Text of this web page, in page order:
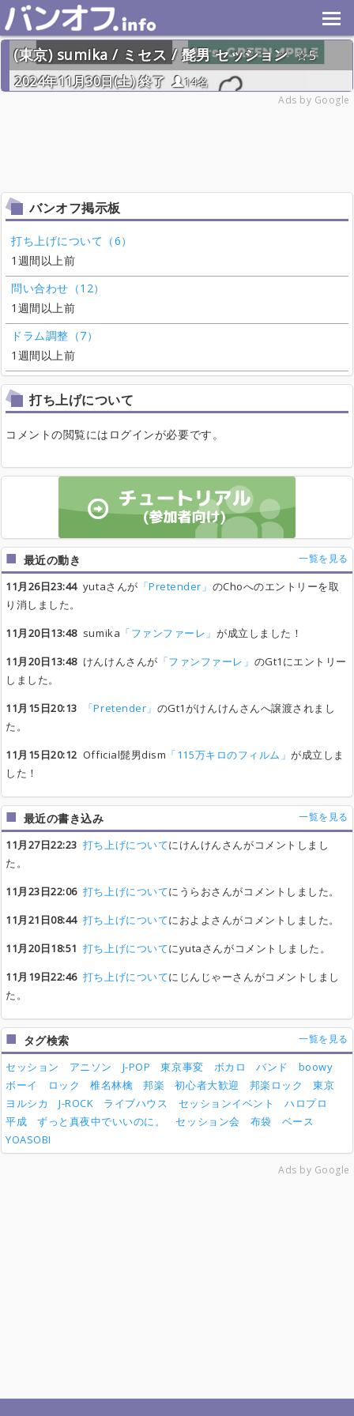
(東京) sumika / ミセス / 髭男 セッション
5
2024年11月30日(土) 終了
14名
Ads by Google
バンオフ掲示板
打ち上げについて（6）
1週間以上前
問い合わせ（12）
1週間以上前
ドラム調整（7）
1週間以上前
打ち上げについて
コメントの閲覧にはログインが必要です。
最近の動き 一覧を見る
11月26日23:44yutaさんが 「Pretender」 のChoへのエントリーを取
り消しました。
11月20日13:48sumika 「ファンファーレ」 が成立しました！
11月20日13:48けんけんさんが 「ファンファーレ」 のGt1にエントリー
しました。
11月15日20:13
「Pretender」 のGt1がけんけんさんへ譲渡されまし
た。
11月15日20:12 Official髭男dism 「115万キロのフィルム」が成立しま
した！
最近の書き込み 一覧を見る
11月27日22:23 打ち上げについてにけんけんさんがコメントしまし
た。
11月23日22:06 打ち上げについてにうらおさんがコメントしました。
11月21日08:44 打ち上げについてにおよよさんがコメントしました。
11月20日18:51 打ち上げについてにyutaさんがコメントしました。
11月19日22:46 打ち上げについてにじんじゃーさんがコメントしまし
た。
タグ検索 一覧を見る
セッション アニソン J-POP 東京事変 ボカロ バンド
boowy
ボーイ
ロック 椎名林檎 邦楽 初心者大歓迎 邦楽ロック
東京
ヨルシカ
J-ROCK ライブハウス セッションイベント
ハロプロ
平成
ずっと真夜中でいいのに。 セッション会 布袋
ベース
YOASOBI
Ads by Google